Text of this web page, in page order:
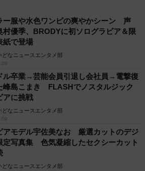
ー服や水色ワンピの爽やかシーン 声
村優季、BRODYに初ソログラビア＆限
紙で登場
どなニュースエンタメ部
ル卒業→芸能会員引退し会社員→電撃復
峰島こまき FLASHでノスタルジック
アに挑戦
どなニュースエンタメ部
アモデル宇佐美なお 厳選カットのデジ
定写真集 色気凝縮したセクシーカット
どなニュースエンタメ部